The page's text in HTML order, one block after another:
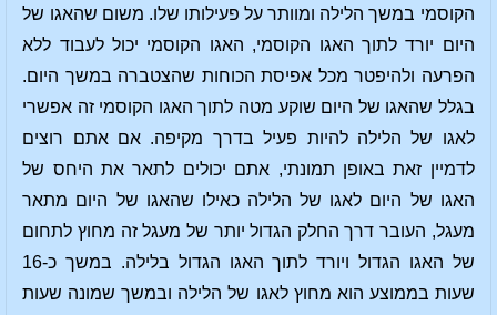
הקוסמי במשך הלילה ומוותר על פעילותו שלו. משום שהאגו של
היום יורד לתוך האגו הקוסמי, האגו הקוסמי יכול לעבוד ללא
הפרעה ולהיפטר מכל אפיסת הכוחות שהצטברה במשך היום.
בגלל שהאגו של היום שוקע מטה לתוך האגו הקוסמי זה אפשרי
לאגו של הלילה להיות פעיל בדרך מקיפה. אם אתם רוצים
לדמיין זאת באופן תמונתי, אתם יכולים לתאר את היחס של
האגו של היום לאגו של הלילה כאילו שהאגו של היום מתאר
מעגל, העובר דרך החלק הגדול יותר של מעגל זה מחוץ לתחום
של האגו הגדול ויורד לתוך האגו הגדול בלילה. במשך כ-16
שעות בממוצע הוא מחוץ לאגו של הלילה ובמשך שמונה שעות